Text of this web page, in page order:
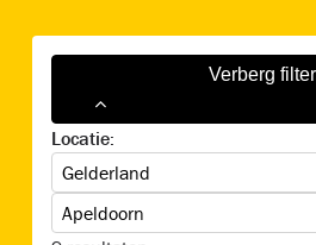
Verberg
Locatie:
Vestiging